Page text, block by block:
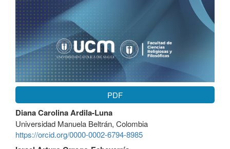
PDF
Contenido
principal
del
artículo
Diana Carolina Ardila-Luna
Universidad Manuela Beltrán, Colombia
https://orcid.org/0000-0002-6794-8985